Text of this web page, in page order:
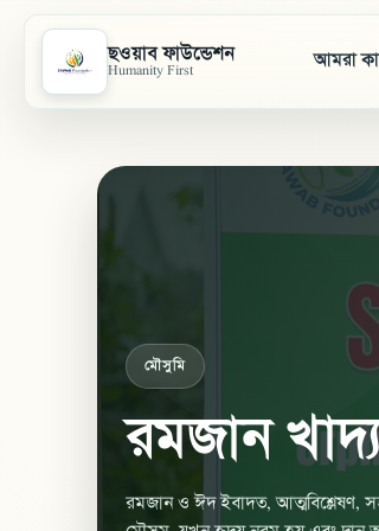
ছওয়াব ফাউন্ডেশন
Humanity First
আমরা
মৌসুমি
রমজান
রমজান ও ঈদ ইবাদত, আত্মবিশ্লেষণ,